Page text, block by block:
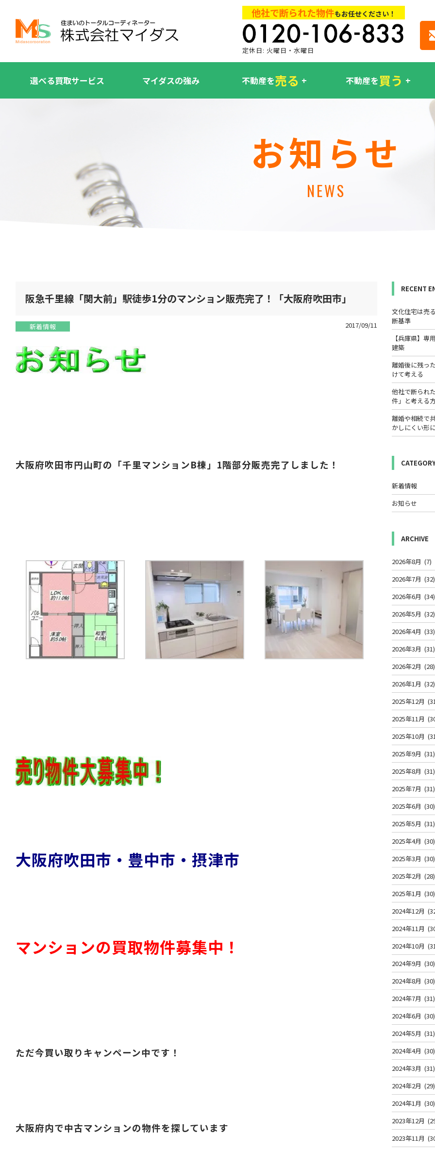
他社で断られた物件もお任せください！
定休日: 火曜日・水曜日
選べる買取サービス マイダスの強み 不動産を売る 不動産を買う
お知らせ
NEWS
阪急千里線「関大前」駅徒歩1分のマンション販売完了！「大阪府吹田市」
新着情報 2017/09/11
大阪府吹田市円山町の「千里マンションB棟」1階部分販売完了しました！
大阪府吹田市・豊中市・摂津市
マンションの買取物件募集中！
ただ今買い取りキャンペーン中です！
大阪府内で中古マンションの物件を探しています
RECENT
文化住宅は売
断基準
【兵庫県】
建築
離婚後に残っ
けて考える
他社で断られ
件」と考える
離婚や相続で
かしにくい形
新着情報
お知らせ
ARCHIVE
2026年8月 (7)
2026年7月 (32)
2026年6月 (34)
2026年5月 (32)
2026年4月 (33)
2026年3月 (31)
2026年2月 (28)
2026年1月 (32)
2025年12月
2025年11月
2025年10月
2025年9月 (31)
2025年8月 (31)
2025年7月 (31)
2025年6月 (30)
2025年5月 (31)
2025年4月 (30)
2025年3月 (30)
2025年2月 (28)
2025年1月 (30)
2024年12月
2024年11月
2024年10月
2024年9月 (30)
2024年8月 (30)
2024年7月 (31)
2024年6月 (30)
2024年5月 (31)
2024年4月 (30)
2024年3月 (31)
2024年2月 (29)
2024年1月 (30)
2023年12月
2023年11月